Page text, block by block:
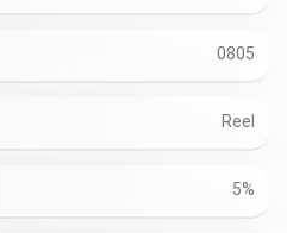
0805
Reel
5%